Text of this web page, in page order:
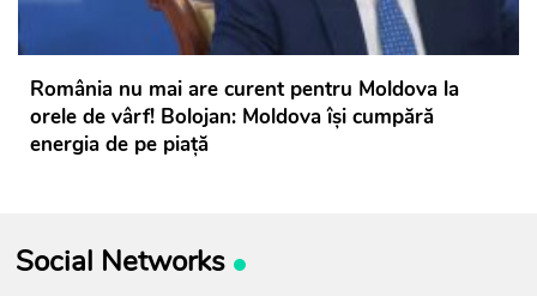
România nu mai are curent pentru Moldova la
orele de vârf! Bolojan: Moldova își cumpără
energia de pe piață
Social Networks